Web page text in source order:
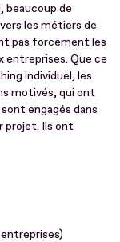
beaucoup de
les métiers de
pas forcément les
entreprises. Que ce
individuel, les
motivés, qui ont
engagés dans
projet. Ils ont